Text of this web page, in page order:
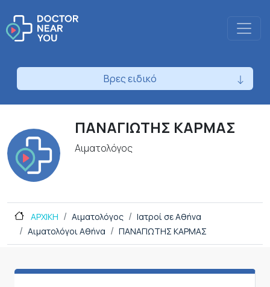
Βρες ειδικό
ΠΑΝΑΓΙΩΤΗΣ ΚΑΡΜΑΣ
Αιματολόγος
ΑΡΧΙΚΗ Αιματολόγος
Ιατροί σε Αθήνα
Αιματολόγοι Αθήνα
ΠΑΝΑΓΙΩΤΗΣ ΚΑΡΜΑΣ